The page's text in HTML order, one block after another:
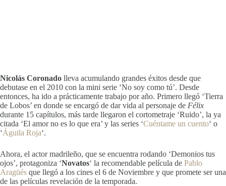
Nicolás Coronado lleva acumulando grandes éxitos desde que
debutase en el 2010 con la mini serie ‘No soy como tú’. Desde
entonces, ha ido a prácticamente trabajo por año. Primero llegó ‘Tierra
de Lobos’ en donde se encargó de dar vida al personaje de Félix
durante 15 capítulos, más tarde llegaron el cortometraje ‘Ruido’, la ya
citada ‘El amor no es lo que era’ y las series ‘Cuéntame un cuento‘ o
‘Águila Roja‘.
Ahora, el actor madrileño, que se encuentra rodando ‘Demonios tus
ojos’, protagoniza ‘Novatos‘ la recomendable película de Pablo
Aragüés que llegó a los cines el 6 de Noviembre y que promete ser una
de las películas revelación de la temporada.